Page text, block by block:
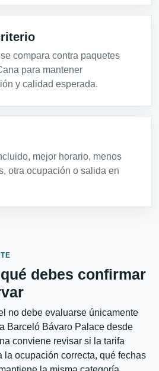
compara contra paquetes
para mantener
y calidad esperada.
mejor horario, menos
otra ocupación o salida en
debes confirmar
no debe evaluarse únicamente
Barceló Bávaro Palace desde
conviene revisar si la tarifa
la ocupación correcta, qué fechas